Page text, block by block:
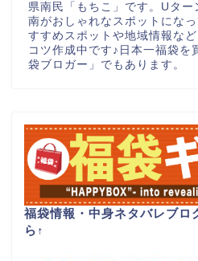
県南民「もちこ」です。Uタ
南がおしゃれなスポットにな
すすめスポットや地域情報な
コツ作成中です♪日本一福袋を
袋ブロガー」でもあります。
福袋情報・中身ネタバレブロ
ら ↑